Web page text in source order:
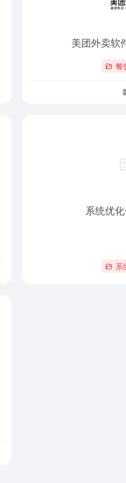
美团外卖软
餐
系统优
系